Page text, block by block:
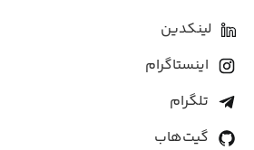
لینکدین
اینستاگرام
تلگرام
گیت‌هاب